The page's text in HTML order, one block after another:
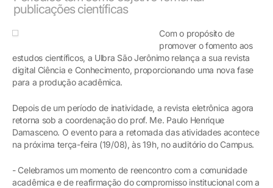
publicações científicas
Com o propósito de
promover o fomento aos
estudos científicos, a Ulbra São Jerônimo relança a sua revista
digital Ciência e Conhecimento, proporcionando uma nova fase
para a produção acadêmica.
Depois de um período de inatividade, a revista eletrônica agora
retorna sob a coordenação do prof. Me. Paulo Henrique
Damasceno. O evento para a retomada das atividades acontece
na próxima terça-feira (19/08), às 19h, no auditório do Campus.
- Celebramos um momento de reencontro com a comunidade
acadêmica e de reafirmação do compromisso institucional com a